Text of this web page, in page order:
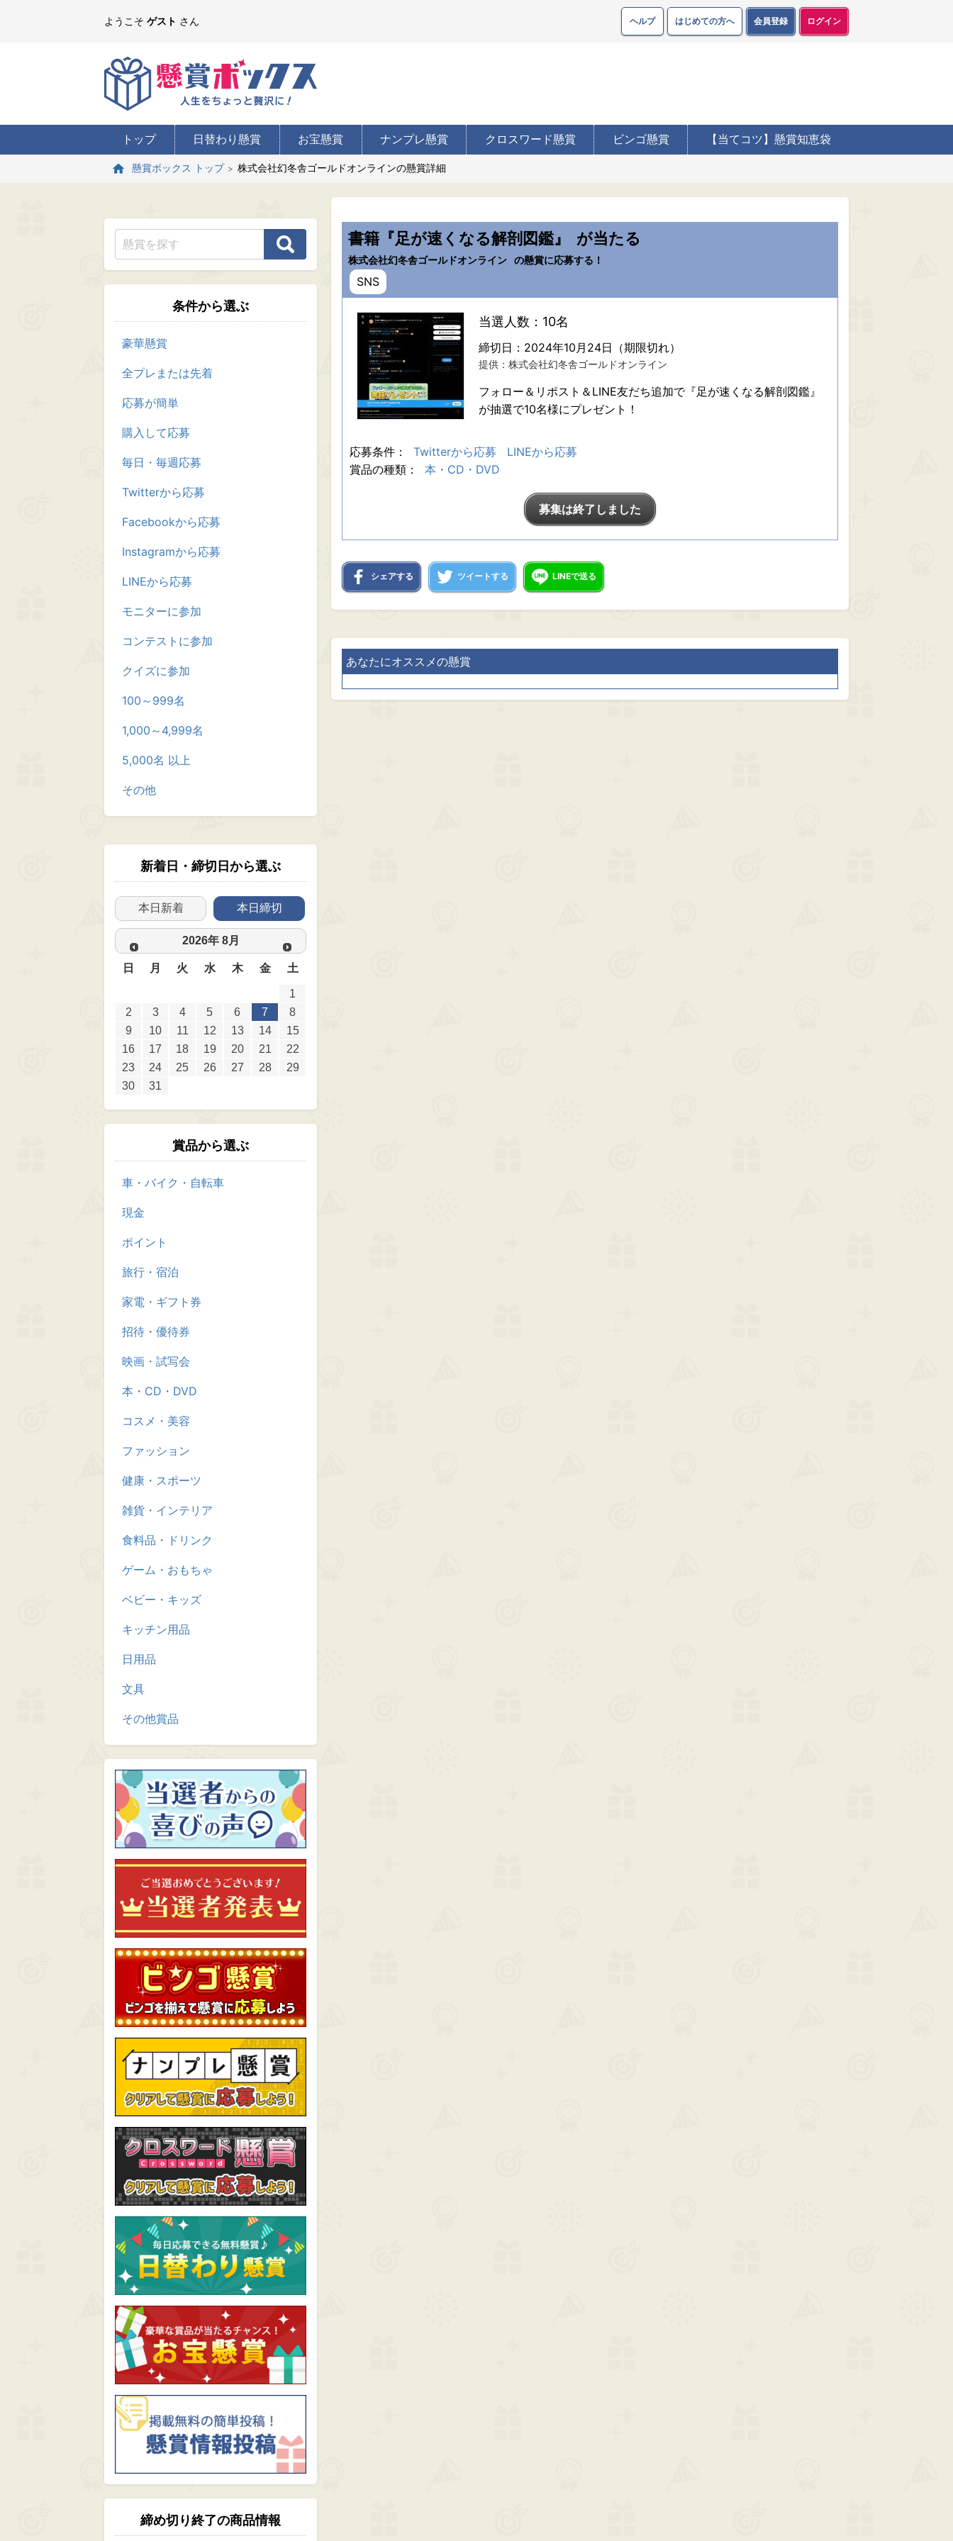
ようこそ ゲスト さん ヘルプ はじめての方へ 会員登録 ログイン
トップ 日替わり懸賞 お宝懸賞 ナンプレ懸賞 クロスワード懸賞 ビンゴ懸賞 【当てコツ】懸賞知恵袋
懸賞ボックス トップ 株式会社幻冬舎ゴールドオンラインの懸賞詳細
条件から選ぶ
豪華懸賞
全プレまたは先着
応募が簡単
購入して応募
毎日・毎週応募
Twitterから応募
Facebookから応募
Instagramから応募
LINEから応募
モニターに参加
コンテストに参加
クイズに参加
100～999名
1,000～4,999名
5,000名 以上
その他
新着日・締切日から選ぶ
本日新着 本日締切
2026年 8月
日 月 火 水 木 金 土
1
2
3 4 5 6 7
8
9
10 11 12 13 14
15
16
17 18 19 20 21
22
23
24 25 26 27 28
29
30
31
賞品から選ぶ
車・バイク・自転車
現金
ポイント
旅行・宿泊
家電・ギフト券
招待・優待券
映画・試写会
本・CD・DVD
コスメ・美容
ファッション
健康・スポーツ
雑貨・インテリア
食料品・ドリンク
ゲーム・おもちゃ
ベビー・キッズ
キッチン用品
日用品
文具
その他賞品
締め切り終了の商品情報
書籍『足が速くなる解剖図鑑』 が当たる
株式会社幻冬舎ゴールドオンライン の懸賞に応募する！
SNS
当選人数：10名
締切日：2024年10月24日（期限切れ）
提供：株式会社幻冬舎ゴールドオンライン
フォロー＆リポスト＆LINE友だち追加で『足が速くなる解剖図鑑』
が抽選で10名様にプレゼント！
応募条件： Twitterから応募
LINEから応募
賞品の種類：
本・CD・DVD
募集は終了しました
シェアする ツイートする LINEで送る
あなたにオススメの懸賞